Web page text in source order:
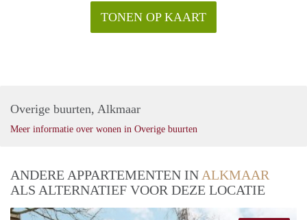
TONEN OP KAART
Overige buurten, Alkmaar
Meer informatie over wonen in Overige buurten
ANDERE APPARTEMENTEN IN ALKMAAR
ALS ALTERNATIEF VOOR DEZE LOCATIE